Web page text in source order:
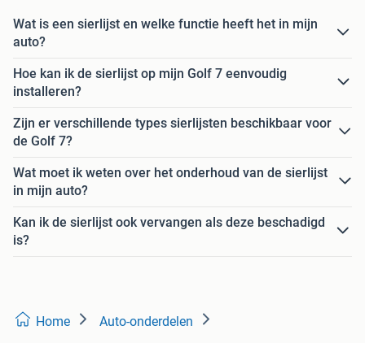
Wat is een sierlijst en welke functie heeft het in mijn
auto?
Hoe kan ik de sierlijst op mijn Golf 7 eenvoudig
installeren?
Zijn er verschillende types sierlijsten beschikbaar voor
de Golf 7?
Wat moet ik weten over het onderhoud van de sierlijst
in mijn auto?
Kan ik de sierlijst ook vervangen als deze beschadigd
is?
Home Auto-onderdelen